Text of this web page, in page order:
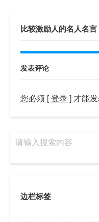
比较激励人的名人名言
发表评论
您必须 [ 登录 ] 才能
请输入搜索内容
边栏标签